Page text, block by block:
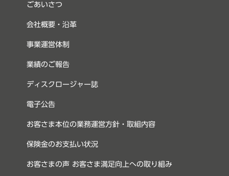
ごあいさつ
会社概要・沿革
事業運営体制
業績のご報告
ディスクロージャー誌
電子公告
お客さま本位の業務運営方針・取組内容
保険金のお支払い状況
お客さまの声 お客さま満足向上への取り組み